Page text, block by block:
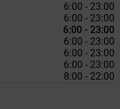
6:00 - 23:00
6:00 - 23:00
6:00 - 23:00
6:00 - 23:00
6:00 - 23:00
6:00 - 23:00
8:00 - 22:00